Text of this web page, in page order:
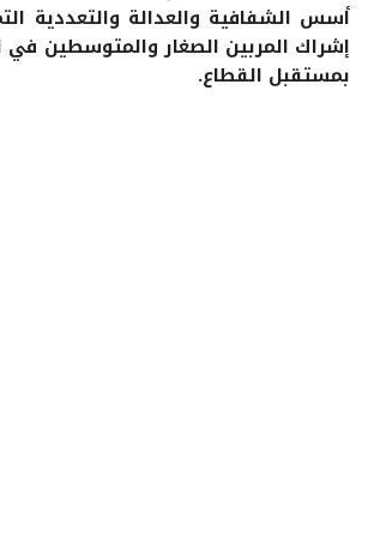
أسس الشفافية والعدالة والتعددية
إشراك المربين الصغار والمتوسطين في
بمستقبل القطاع.